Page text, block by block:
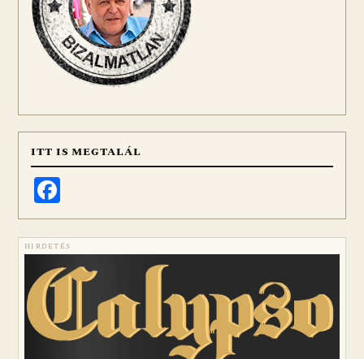
ITT IS MEGTALÁL
HIRDETÉS